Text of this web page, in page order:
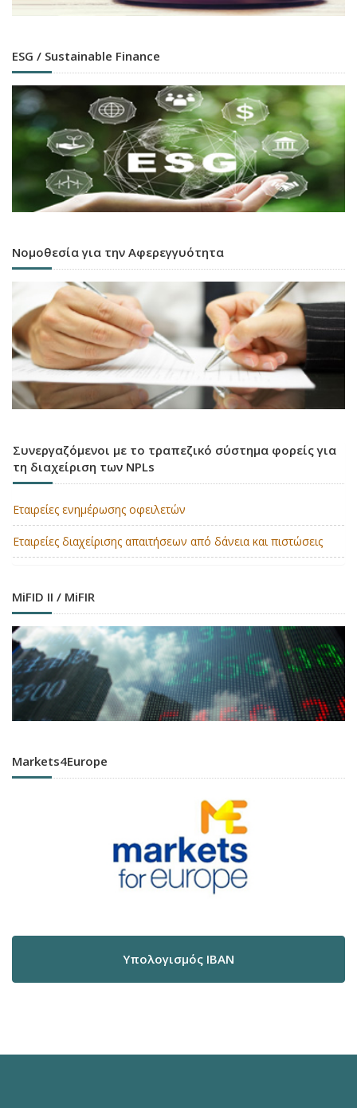
ESG / Sustainable Finance
Νομοθεσία για την Αφερεγγυότητα
Συνεργαζόμενοι με το τραπεζικό σύστημα φορείς για
τη διαχείριση των NPLs
Εταιρείες ενημέρωσης οφειλετών
Εταιρείες διαχείρισης απαιτήσεων από δάνεια και πιστώσεις
MiFID II / MiFIR
Markets4Europe
Υπολογισμός IBAN